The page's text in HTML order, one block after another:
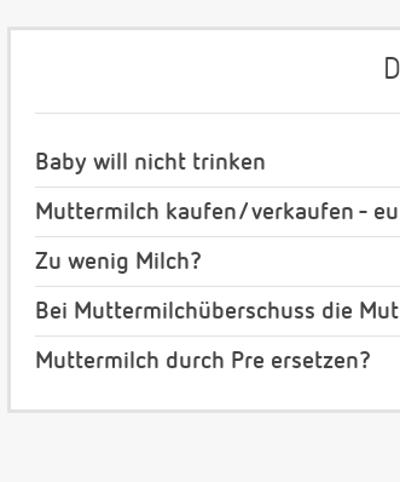
Baby will nicht trinken
Muttermilch kaufen/ verkaufen -
Zu wenig Milch?
Bei Muttermilchüberschuss die
Muttermilch durch Pre ersetzen?